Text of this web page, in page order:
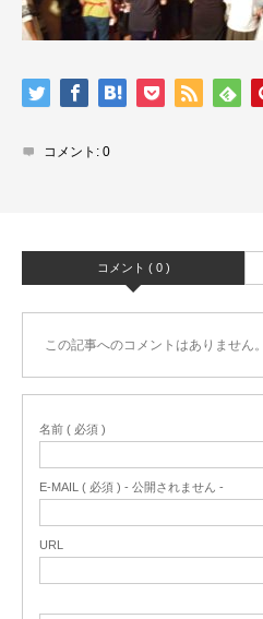
コメント: 0
コメント ( 0 )
この記事へのコメントはありません。
名前 ( 必須 )
E-MAIL ( 必須 ) - 公開されません -
URL